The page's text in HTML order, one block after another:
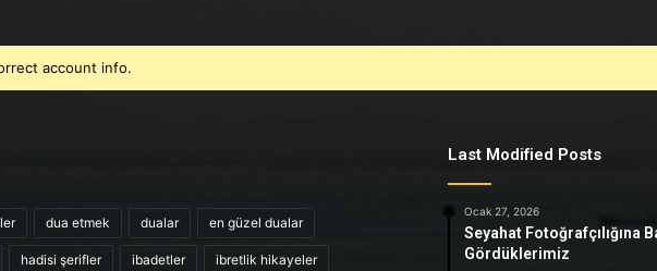
account info.
dua etmek dualar en güzel dualar
hadisi şerifler ibadetler ibretlik hikayeler
Last Modified Posts
Ocak 27, 2026
Seyahat Fotoğrafçılığına
Gördüklerimiz